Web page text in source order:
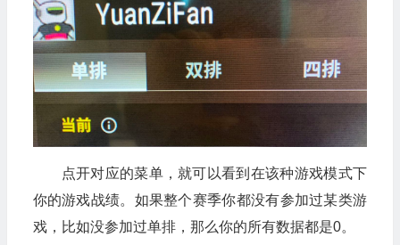
点开对应的菜单，就可以看到在该种游戏模式下
你的游戏战绩。如果整个赛季你都没有参加过某类游
戏，比如没参加过单排，那么你的所有数据都是0。